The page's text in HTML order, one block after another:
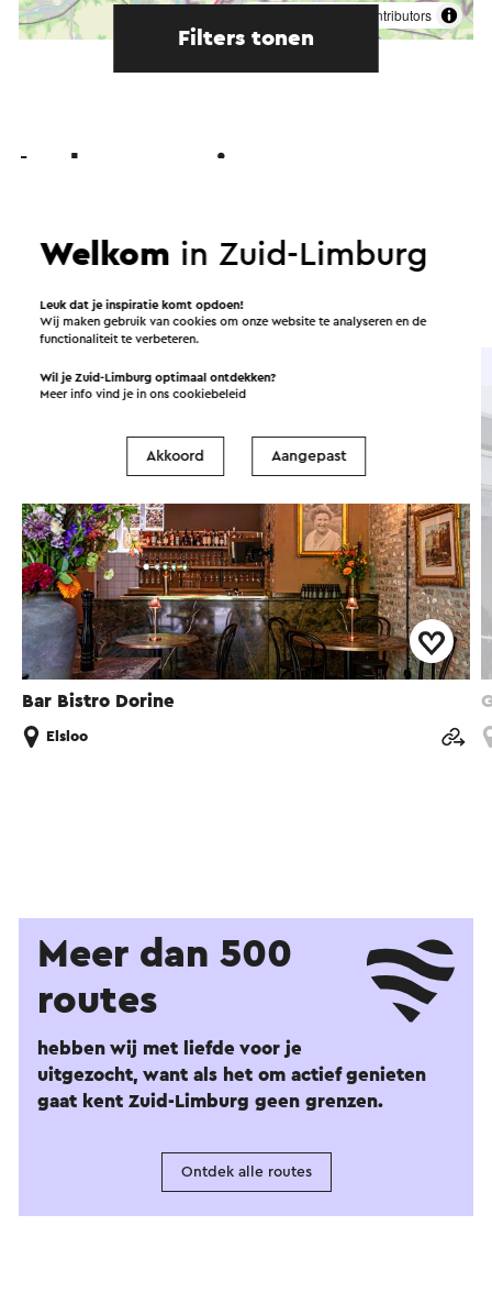
contributors
Filters tonen
In de omgeving
Eten en drinken Attracties
Bar Bistro Dorine
Elsloo
Meer dan 500
routes
hebben wij met liefde voor je
uitgezocht, want als het om actief genieten
gaat kent Zuid-Limburg geen grenzen.
Ontdek alle routes
Welkom in Zuid-Limburg
Leuk dat je inspiratie komt opdoen!
Wij maken gebruik van cookies om onze website te analyseren en de
functionaliteit te verbeteren.
Wil je Zuid-Limburg optimaal ontdekken?
Meer info vind je in onscookiebeleid
Akkoord Aangepast